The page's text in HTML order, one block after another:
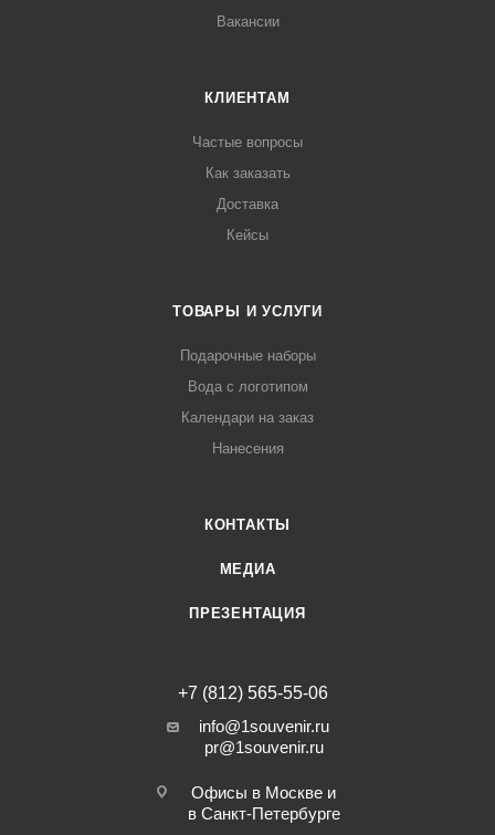
Вакансии
КЛИЕНТАМ
Частые вопросы
Как заказать
Доставка
Кейсы
ТОВАРЫ И УСЛУГИ
Подарочные наборы
Вода с логотипом
Календари на заказ
Нанесения
КОНТАКТЫ
МЕДИА
ПРЕЗЕНТАЦИЯ
+7 (812) 565-55-06
info@1souvenir.ru
pr@1souvenir.ru
Офисы в Москве и
в Санкт-Петербурге